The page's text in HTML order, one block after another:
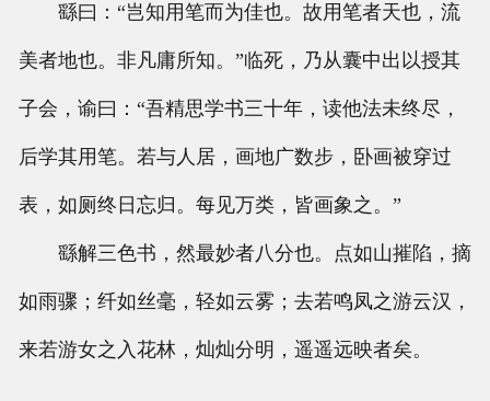
繇曰：“岂知用笔而为佳也。故用笔者天也，流
美者地也。非凡庸所知。”临死，乃从囊中出以授其
子会，谕曰：“吾精思学书三十年，读他法未终尽，
后学其用笔。若与人居，画地广数步，卧画被穿过
表，如厕终日忘归。每见万类，皆画象之。”
繇解三色书，然最妙者八分也。点如山摧陷，摘
如雨骤；纤如丝毫，轻如云雾；去若鸣凤之游云汉，
来若游女之入花林，灿灿分明，遥遥远映者矣。